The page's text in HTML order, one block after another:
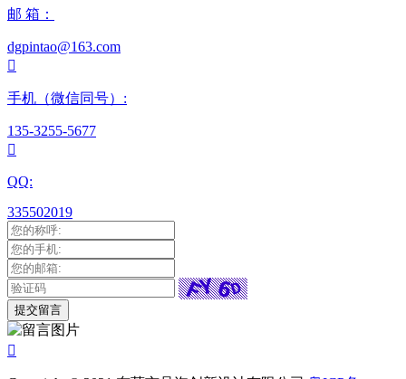
邮 箱：
dgpintao@163.com

手机（微信同号）:
135-3255-5677

QQ:
335502019
